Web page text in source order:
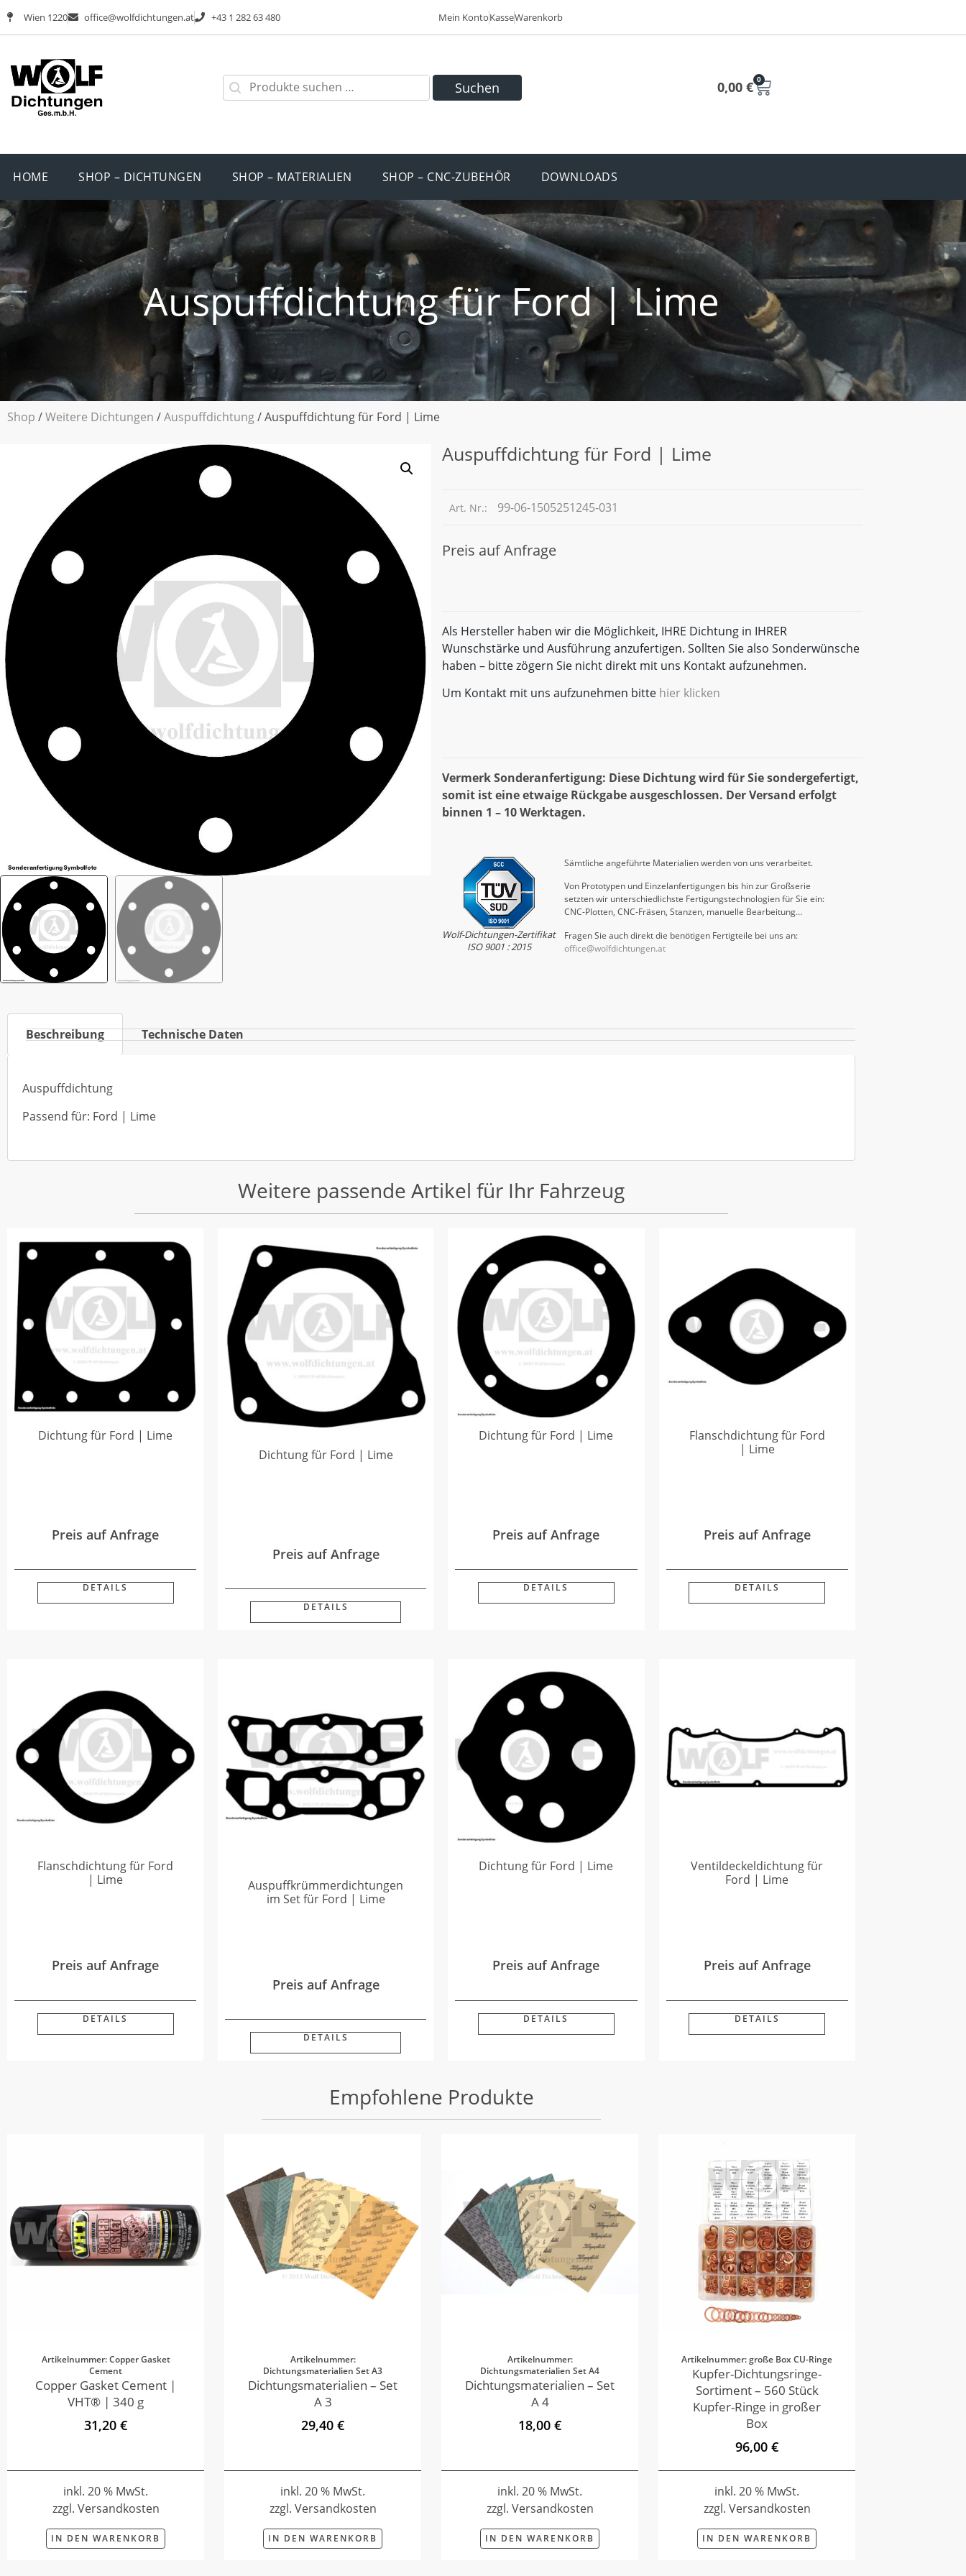
Wien 1220 office@wolfdichtungen.at +43 1 282 63 480 Mein KontoKasseWarenkorb
Suchen 0,00 € 0
HOME SHOP – DICHTUNGEN SHOP – MATERIALIEN SHOP – CNC-ZUBEHÖR DOWNLOADS
Auspuffdichtung für Ford | Lime
Shop /Weitere Dichtungen /Auspuffdichtung/ Auspuffdichtung für Ford | Lime
Auspuffdichtung für Ford | Lime
Art. Nr.: 99-06-1505251245-031
Preis auf Anfrage
Als Hersteller haben wir die Möglichkeit, IHRE Dichtung in IHRER
Wunschstärke und Ausführung anzufertigen. Sollten Sie also Sonderwünsche
haben – bitte zögern Sie nicht direkt mit uns Kontakt aufzunehmen.
Um Kontakt mit uns aufzunehmen bitte hier klicken
Vermerk Sonderanfertigung: Diese Dichtung wird für Sie sondergefertigt,
somit ist eine etwaige Rückgabe ausgeschlossen. Der Versand erfolgt
binnen 1 – 10 Werktagen.
Wolf-Dichtungen-Zertifikat
ISO 9001 : 2015
Sämtliche angeführte Materialien werden von uns verarbeitet.
Von Prototypen und Einzelanfertigungen bis hin zur Großserie
setzten wir unterschiedlichste Fertigungstechnologien für Sie ein:
CNC-Plotten, CNC-Fräsen, Stanzen, manuelle Bearbeitung…
Fragen Sie auch direkt die benötigen Fertigteile bei uns an:
office@wolfdichtungen.at
Beschreibung Technische Daten
Auspuffdichtung
Passend für: Ford | Lime
Weitere passende Artikel für Ihr Fahrzeug
Dichtung für Ford | Lime
Preis auf Anfrage
DETAILS
Dichtung für Ford | Lime
Preis auf Anfrage
DETAILS
Dichtung für Ford | Lime
Preis auf Anfrage
DETAILS
Flanschdichtung für Ford
| Lime
Preis auf Anfrage
DETAILS
Flanschdichtung für Ford
| Lime
Preis auf Anfrage
DETAILS
Auspuffkrümmerdichtungen
im Set für Ford | Lime
Preis auf Anfrage
DETAILS
Dichtung für Ford | Lime
Preis auf Anfrage
DETAILS
Ventildeckeldichtung für
Ford | Lime
Preis auf Anfrage
DETAILS
Empfohlene Produkte
Artikelnummer: Copper Gasket
Cement
Copper Gasket Cement |
VHT® | 340 g
31,20 €
inkl. 20 % MwSt.
zzgl. Versandkosten
IN DEN WARENKORB
Artikelnummer:
Dichtungsmaterialien Set A3
Dichtungsmaterialien – Set
A 3
29,40 €
inkl. 20 % MwSt.
zzgl. Versandkosten
IN DEN WARENKORB
Artikelnummer:
Dichtungsmaterialien Set A4
Dichtungsmaterialien – Set
A 4
18,00 €
inkl. 20 % MwSt.
zzgl. Versandkosten
IN DEN WARENKORB
Artikelnummer: große Box CU-Ringe
Kupfer-Dichtungsringe-
Sortiment – 560 Stück
Kupfer-Ringe in großer
Box
96,00 €
inkl. 20 % MwSt.
zzgl. Versandkosten
IN DEN WARENKORB